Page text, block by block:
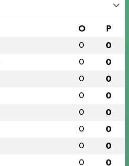
O P
0 0
0 0
0 0
0 0
0 0
0 0
0 0
0 0